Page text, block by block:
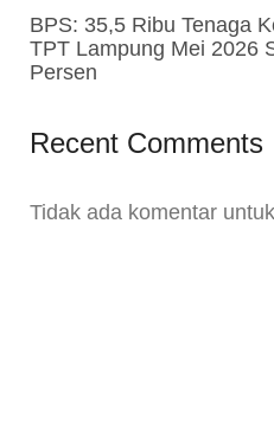
BPS: 35,5 Ribu Tenaga
TPT Lampung Mei 2026
Persen
Recent Comments
Tidak ada komentar